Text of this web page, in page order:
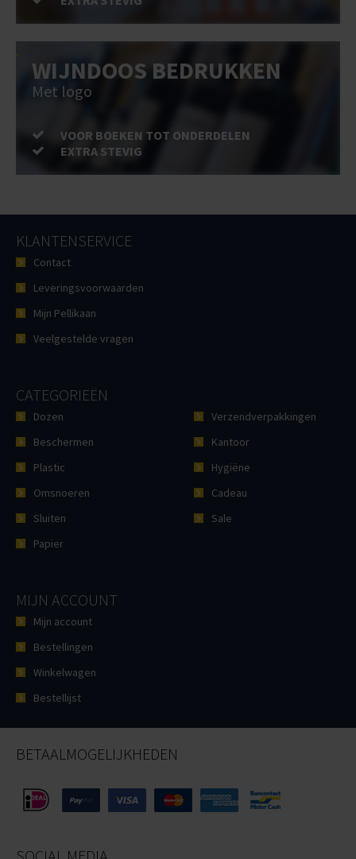
WIJNDOOS BEDRUKKEN
Met logo
VOOR BOEKEN TOT ONDERDELEN
EXTRA STEVIG
KLANTENSERVICE
Contact
Leveringsvoorwaarden
Mijn Pellikaan
Veelgestelde vragen
CATEGORIEËN
Dozen
Beschermen
Plastic
Omsnoeren
Sluiten
Papier
Verzendverpakkingen
Kantoor
Hygiëne
Cadeau
Sale
MIJN ACCOUNT
Mijn account
Bestellingen
Winkelwagen
Bestellijst
BETAALMOGELIJKHEDEN